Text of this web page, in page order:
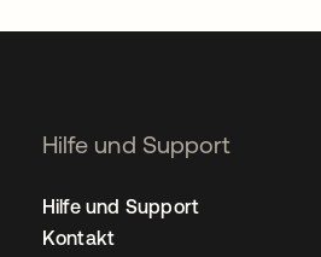
Hilfe und Support
Hilfe und Support
Kontakt